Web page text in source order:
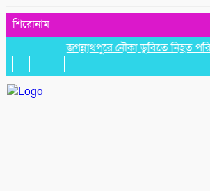
শিরোনাম
জগন্নাথপুরে নৌকা ডুবিতে নিহত